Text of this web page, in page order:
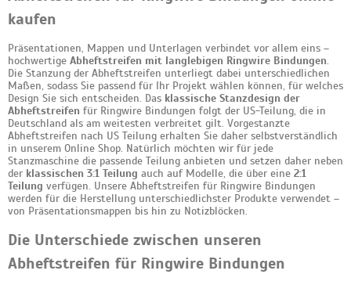
kaufen
Präsentationen, Mappen und Unterlagen verbindet vor allem eins –
hochwertige Abheftstreifen mit langlebigen Ringwire Bindungen.
Die Stanzung der Abheftstreifen unterliegt dabei unterschiedlichen
Maßen, sodass Sie passend für Ihr Projekt wählen können, für welches
Design Sie sich entscheiden. Das klassische Stanzdesign der
Abheftstreifen für Ringwire Bindungen folgt der US-Teilung, die in
Deutschland als am weitesten verbreitet gilt. Vorgestanzte
Abheftstreifen nach US Teilung erhalten Sie daher selbstverständlich
in unserem Online Shop. Natürlich möchten wir für jede
Stanzmaschine die passende Teilung anbieten und setzen daher neben
der klassischen 3:1 Teilung auch auf Modelle, die über eine 2:1
Teilung verfügen. Unsere Abheftstreifen für Ringwire Bindungen
werden für die Herstellung unterschiedlichster Produkte verwendet –
von Präsentationsmappen bis hin zu Notizblöcken.
Die Unterschiede zwischen unseren
Abheftstreifen für Ringwire Bindungen